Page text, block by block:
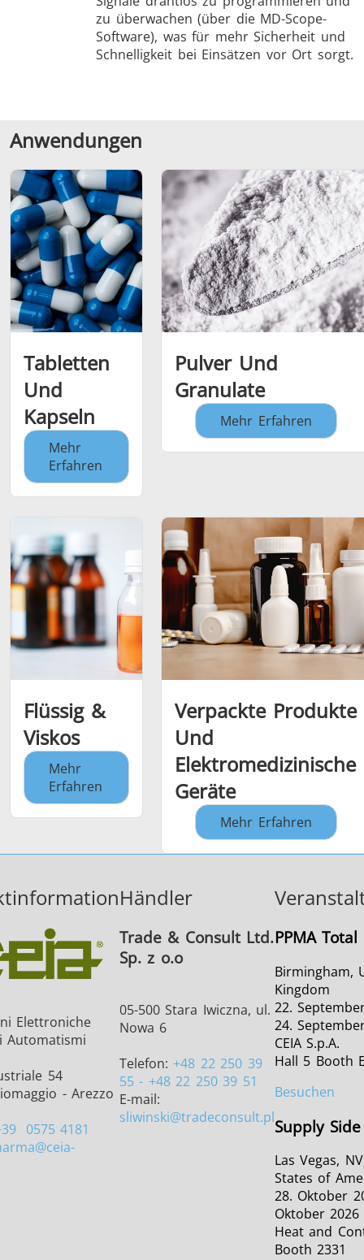
zu überwachen (über die MD-Scope-
Software), was für mehr Sicherheit und
Schnelligkeit bei Einsätzen vor Ort sorgt.
Anwendungen
Tabletten
Und
Kapseln
Mehr
Erfahren
Pulver Und
Granulate
Mehr Erfahren
Flüssig &
Viskos
Mehr
Erfahren
Verpackte Produkte
Und
Elektromedizinische
Geräte
Mehr Erfahren
Elettroniche
Automatismi
54
- Arezzo
0575 4181
@ceia-
Händler
Trade & Consult Ltd.
Sp. z o.o
05-500 Stara Iwiczna, ul.
Nowa 6
Telefon:+48 22 250 39
55 - +48 22 250 39 51
E-mail:
sliwinski@tradeconsult.pl
PPMA Total
Birmingham,
Kingdom
22.
24.
CEIA S.p.A.
Hall 5 Booth
Besuchen
Supply
Las Vegas,
States of
28. Oktober
Oktober 2026
Heat and
Booth 2331